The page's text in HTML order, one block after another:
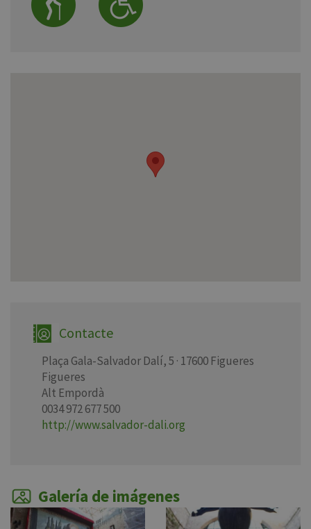
Contacte
Plaça Gala-Salvador Dalí, 5 · 17600 Figueres
Figueres
Alt Empordà
0034 972 677 500
http://www.salvador-dali.org
Galería de imágenes